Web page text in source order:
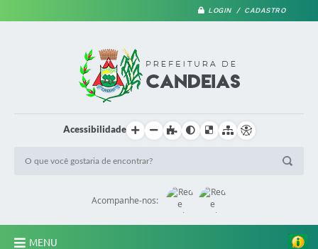
LOGIN / CADASTRO
Acessibilidade
Acompanhe-nos:
MENU